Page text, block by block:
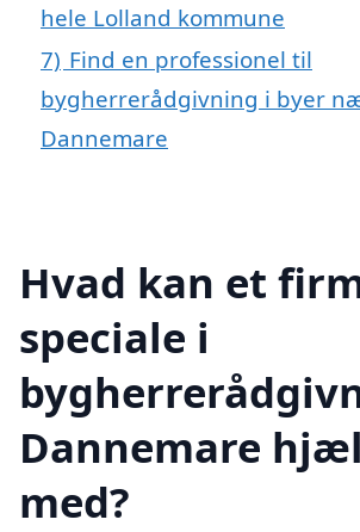
hele Lolland kommune
7) Find en professionel til
bygherrerådgivning i byer
Dannemare
Hvad kan et
speciale i
Dannemare
med?